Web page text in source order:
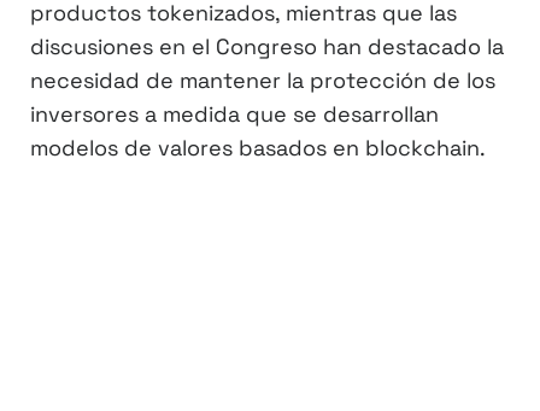
productos tokenizados, mientras que las
discusiones en el Congreso han destacado la
necesidad de mantener la protección de los
inversores a medida que se desarrollan
modelos de valores basados en blockchain.